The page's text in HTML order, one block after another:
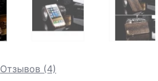
Отзывов (4)